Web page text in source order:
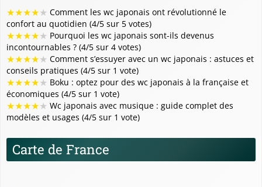
★★★★★ Comment les wc japonais ont révolutionné le
confort au quotidien (4/5 sur 5 votes)
★★★★★ Pourquoi les wc japonais sont-ils devenus
incontournables ? (4/5 sur 4 votes)
★★★★★ Comment s’essuyer avec un wc japonais : astuces et
conseils pratiques (4/5 sur 1 vote)
★★★★★ Boku : optez pour des wc japonais à la française et
économiques (4/5 sur 1 vote)
★★★★★ Wc japonais avec musique : guide complet des
modèles et usages (4/5 sur 1 vote)
Carte de France